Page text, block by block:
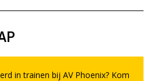
in trainen bij AV Phoenix? Kom